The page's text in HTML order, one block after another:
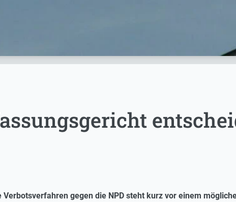
Verbotsverfahren gegen die NPD steht kurz vor einem